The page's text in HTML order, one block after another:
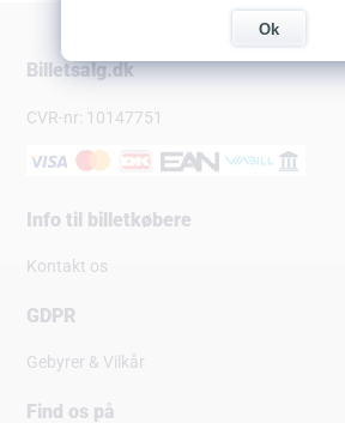
Ok
Billetsalg.dk
CVR-nr: 10147751
Info til billetkøbere
Kontakt os
GDPR
Gebyrer & Vilkår
Find os på